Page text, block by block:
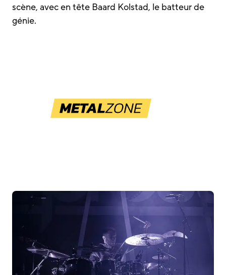
scène, avec en tête Baard Kolstad, le batteur de
génie.